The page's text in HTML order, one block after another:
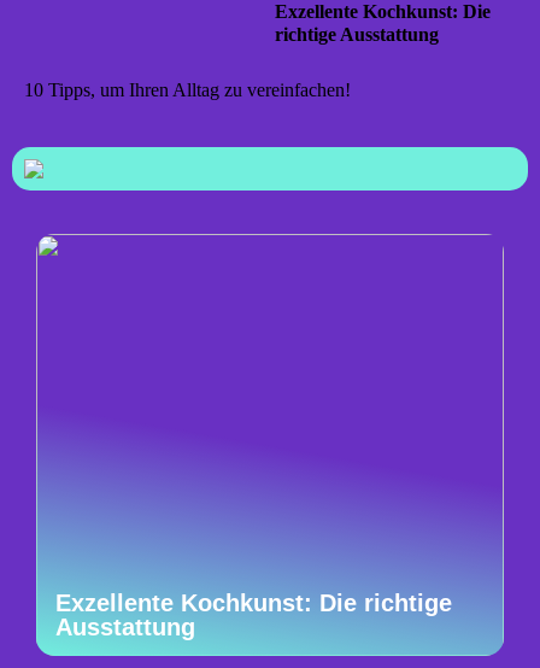
Exzellente Kochkunst: Die
richtige Ausstattung
10 Tipps, um Ihren Alltag zu vereinfachen!
Exzellente Kochkunst: Die richtige
Ausstattung